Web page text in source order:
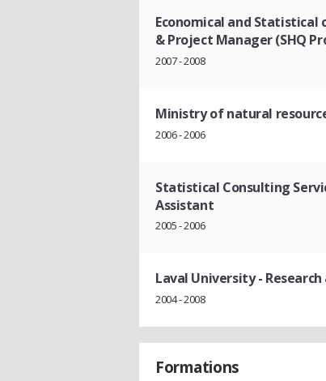
Economical and Statistical
& Project Manager (SHQ
2007 - 2008
Ministry of natural
2006 - 2006
Statistical Consulting
Assistant
2005 - 2006
Laval University-
2004 - 2008
Formations